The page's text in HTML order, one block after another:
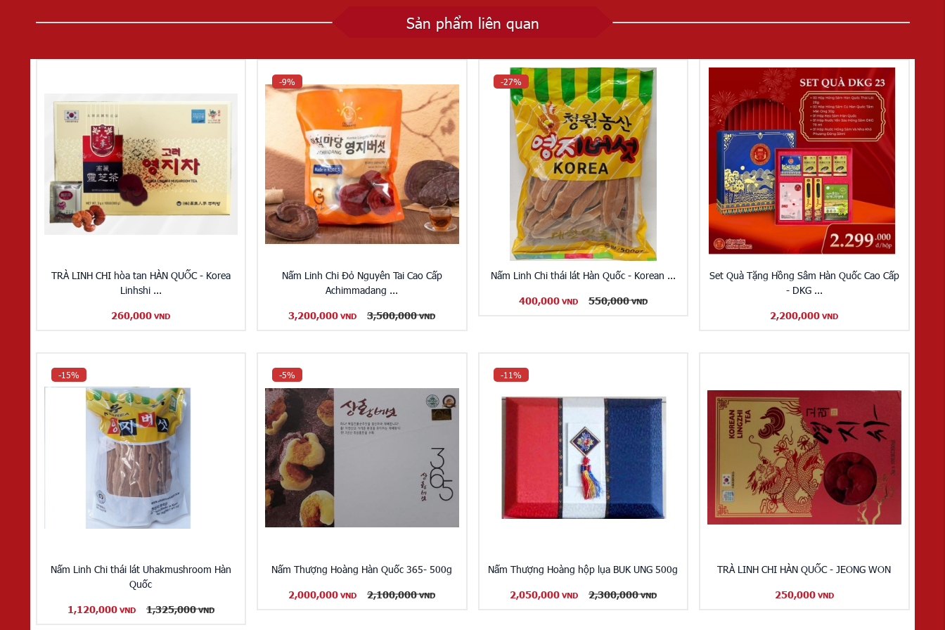
Sản phẩm liên quan
TRÀ LINH CHI hòa tan HÀN QUỐC - Korea
Linhshi ...
260,000 VND
-9%
Nấm Linh Chi Đỏ Nguyên Tai Cao Cấp
Achimmadang ...
3,200,000 VND 3,500,000 VND
-27%
Nấm Linh Chi thái lát Hàn Quốc - Korean ...
400,000 VND 550,000 VND
Set Quà Tặng Hồng Sâm Hàn Quốc Cao Cấp
- DKG ...
2,200,000 VND
-15%
Nấm Linh Chi thái lát Uhakmushroom Hàn
Quốc
1,120,000 VND 1,325,000 VND
-5%
Nấm Thượng Hoàng Hàn Quốc 365- 500g
2,000,000 VND 2,100,000 VND
-11%
Nấm Thượng Hoàng hộp lụa BUK UNG 500g
2,050,000 VND 2,300,000 VND
TRÀ LINH CHI HÀN QUỐC - JEONG WON
250,000 VND